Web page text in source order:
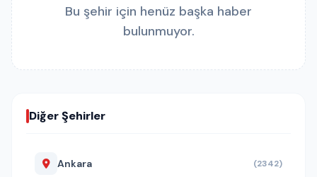
Bu şehir için henüz başka haber
bulunmuyor.
Diğer Şehirler
Ankara (2342)